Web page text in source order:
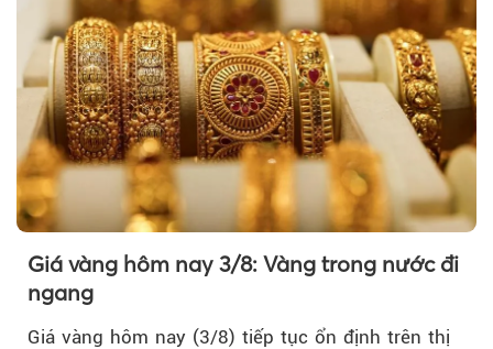
Giá vàng hôm nay 3/8: Vàng trong nước đi
ngang
Giá vàng hôm nay (3/8) tiếp tục ổn định trên thị